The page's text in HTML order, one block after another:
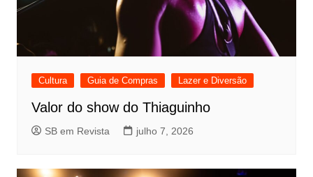
Cultura Guia de Compras Lazer e Diversão
Valor do show do Thiaguinho
SB em Revista julho 7, 2026